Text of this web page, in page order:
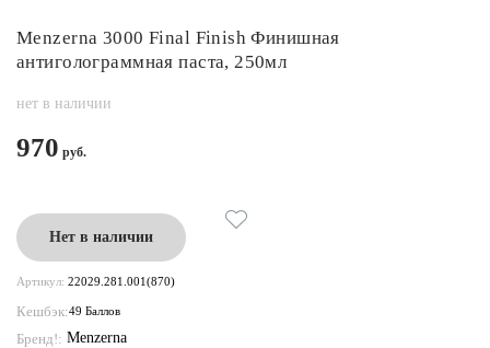
Menzerna 3000 Final Finish Финишная
антиголограммная паста, 250мл
нет в наличии
970
Нет в наличии
Артикул: 22029.281.001(870)
Кешбэк:49 Баллов
Бренд!: Menzerna